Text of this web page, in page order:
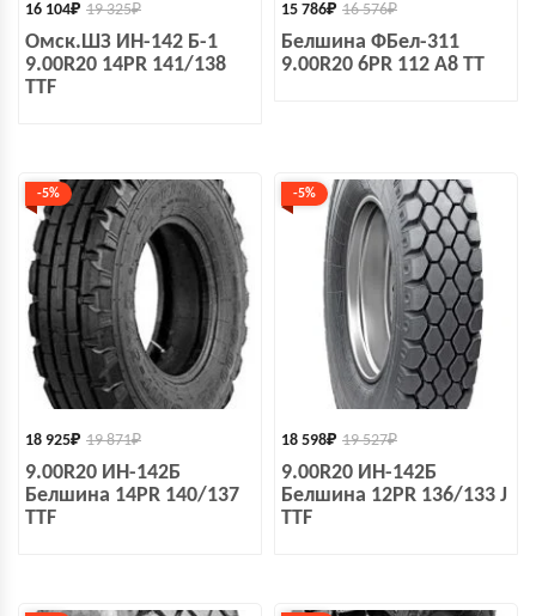
19 325₽
16 104₽
Омск.ШЗ ИН-142 Б-1
9.00R20 14PR 141/138
TTF
16 576₽
15 786₽
Белшина ФБел-311
9.00R20 6PR 112 A8 TT
-5%
19 871₽
18 925₽
9.00R20 ИН-142Б
Белшина 14PR 140/137
TTF
-5%
19 527₽
18 598₽
9.00R20 ИН-142Б
Белшина 12PR 136/133 J
TTF